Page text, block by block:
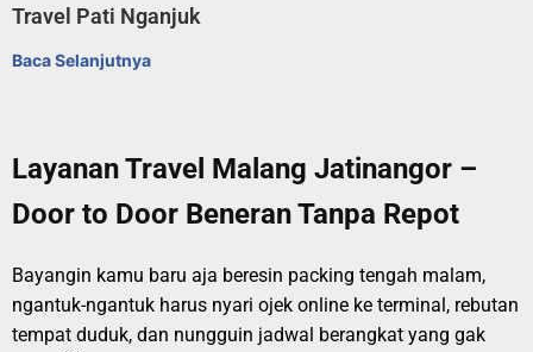
Travel Pati Nganjuk
Baca Selanjutnya
Layanan Travel Malang Jatinangor –
Door to Door Beneran Tanpa Repot
Bayangin kamu baru aja beresin packing tengah malam,
ngantuk-ngantuk harus nyari ojek online ke terminal, rebutan
tempat duduk, dan nungguin jadwal berangkat yang gak